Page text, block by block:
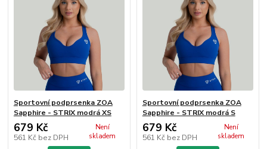
Sportovní podprsenka ZOA
Sapphire - STRIX modrá XS
679 Kč
561 Kč bez DPH
Není
skladem
Sportovní podprsenka ZOA
Sapphire - STRIX modrá S
679 Kč
561 Kč bez DPH
Není
skladem